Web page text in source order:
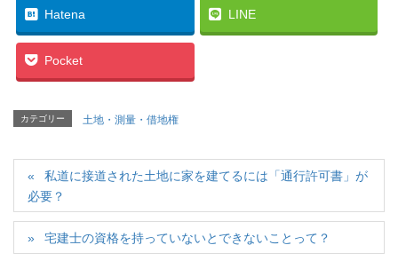
Hatena LINE
Pocket
カテゴリー 土地・測量・借地権
私道に接道された土地に家を建てるには「通行許可書」が
必要？
宅建士の資格を持っていないとできないことって？